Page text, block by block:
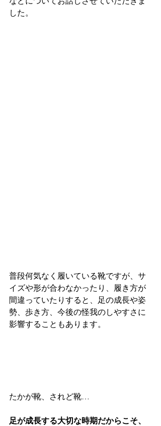
した。
普段何気なく履いている靴ですが、サ
イズや形が合わなかったり、履き方が
間違っていたりすると、足の成長や姿
勢、歩き方、今後の怪我のしやすさに
影響することもあります。
たかが靴、されど靴…
足が成長する大切な時期だからこそ、